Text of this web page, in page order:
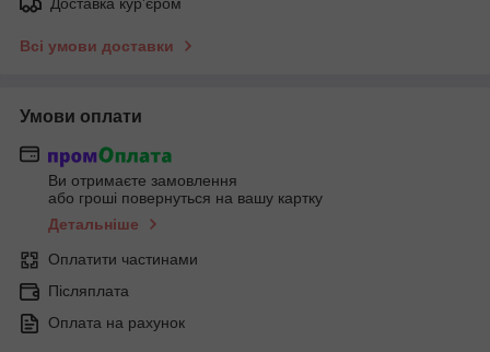
Доставка кур'єром
Всі умови доставки
Умови оплати
Ви отримаєте замовлення
або гроші повернуться на вашу картку
Детальніше
Оплатити частинами
Післяплата
Оплата на рахунок